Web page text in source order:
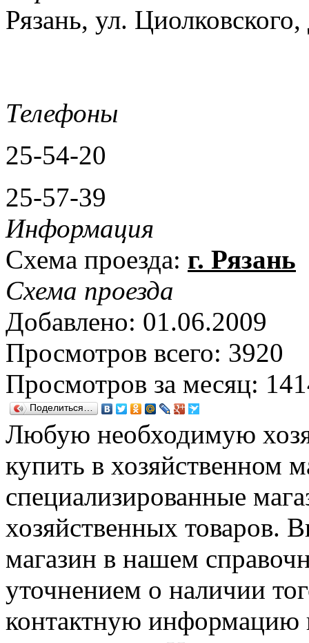
Рязань, ул.
Телефоны
25-54-20
25-57-39
Информация
Схема проезда: г. Рязань
Схема проезда
Добавлено: 01.06.2009
Просмотров всего: 3920
Просмотров за месяц:
Поделиться…
Любую необходимую
купить в хозяйственном
специализированные
хозяйственных
магазин в нашем
уточнением о наличии
контактную информацию